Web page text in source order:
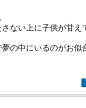
ない上に子供が甘え
の中にいるのがお似